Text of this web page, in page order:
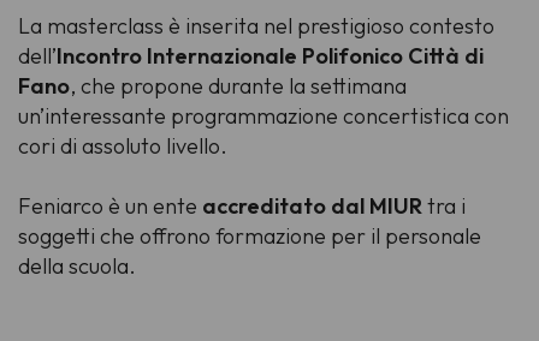
La masterclass è inserita nel prestigioso contesto
dell’Incontro Internazionale Polifonico Città di
Fano, che propone durante la settimana
un’interessante programmazione concertistica con
cori di assoluto livello.
Feniarco è un ente accreditato dal MIURtra i
soggetti che offrono formazione per il personale
della scuola.